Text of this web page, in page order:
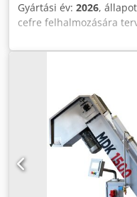
Gyártási év: 2026,
cefre felhalmozására
előtt. A felhalmozási
vonal folyamatosan,
függetlenül működjön. -
Úszófedéllel -
Méretek: D - átmérő:
mm h1 - tartály
lábak magassága: 250
értendőek !